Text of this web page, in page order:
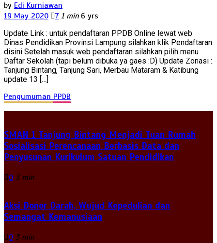
by Edi Kurniawan
19 May 2020
7 1 min 6 yrs
Update Link : untuk pendaftaran PPDB Online lewat web
Dinas Pendidikan Provinsi Lampung silahkan klik Pendaftaran
disini Setelah masuk web pendaftaran silahkan pilih menu
Daftar Sekolah (tapi belum dibuka ya gaes :D) Update Zonasi :
Tanjung Bintang, Tanjung Sari, Merbau Mataram & Katibung
update 13 […]
Pengumuman PPDB
SMAN 1 Tanjung Bintang Menjadi Tuan Rumah
Sosialisasi Perencanaan Berbasis Data dan
Penyusunan Kurikulum Satuan Pendidikan
0 3 min
Aksi Donor Darah, Wujud Kepedulian dan
Semangat Kemanusiaan
0 3 min